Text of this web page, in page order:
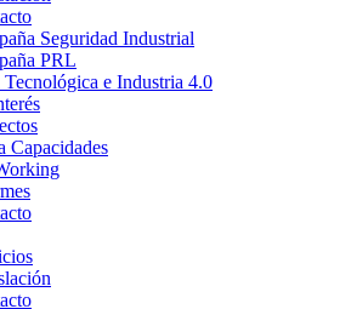
Seguridad Industrial
PRL
e Industria 4.0
Capacidades